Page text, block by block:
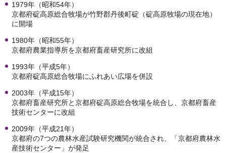
1979年（昭和54年）
京都府碇高原総合牧場が竹野郡丹後町碇（碇高原牧場の現在地）
に開場
1980年（昭和55年）
京都府農業指導所を京都府畜産研究所に改組
1993年（平成5年）
京都府碇高原総合牧場にふれあい広場を併設
2003年（平成15年）
京都府畜産研究所と京都府碇高原総合牧場を統合し、京都府畜産
技術センターに改組
2009年（平成21年）
京都府の7つの農林水産試験研究機関が統合され、「京都府農林水
産技術センター」が発足